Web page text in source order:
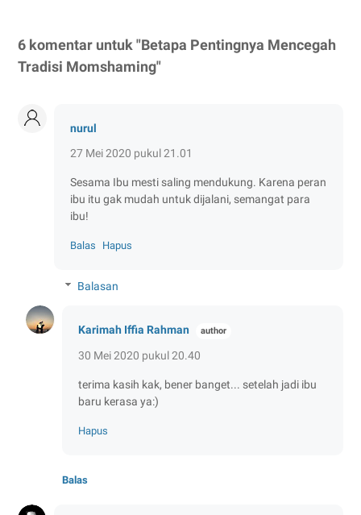
6 komentar untuk "Betapa Pentingnya Mencegah
Tradisi Momshaming"
nurul
27 Mei 2020 pukul 21.01
Sesama Ibu mesti saling mendukung. Karena peran
ibu itu gak mudah untuk dijalani, semangat para
ibu!
Balas Hapus
Balasan
Karimah Iffia Rahman
30 Mei 2020 pukul 20.40
terima kasih kak, bener banget... setelah jadi ibu
baru kerasa ya:)
Hapus
Balas